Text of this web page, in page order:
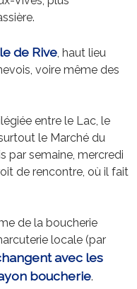
de Rive, haut lieu
voire même des
entre le Lac, le
le Marché du
par semaine, mercredi
de rencontre, où il fait
de la boucherie
locale (par
avec les
boucherie.